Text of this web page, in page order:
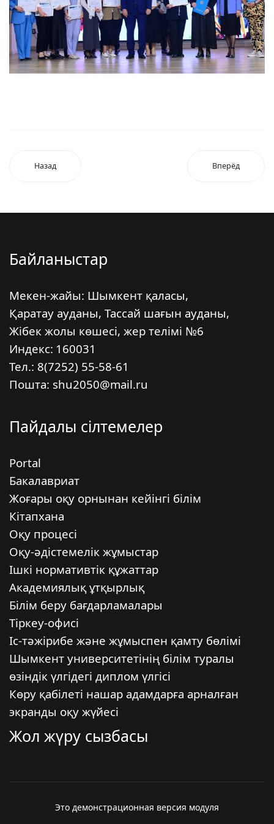
Назад Вперёд
Байланыстар
Мекен-жайы: Шымкент қаласы,
Қаратау ауданы, Тассай шағын ауданы,
Жібек жолы көшесі, жер телімі №6
Индекс: 160031
Тел.: 8(7252) 55-58-61
Пошта: shu2050@mail.ru
Пайдалы сілтемелер
Portal
Бакалавриат
Жоғары оқу орнынан кейінгі білім
Кітапхана
Оқу процесі
Оқу-әдістемелік жұмыстар
Ішкі нормативтік құжаттар
Академиялық ұтқырлық
Білім беру бағдарламалары
Тіркеу-офисі
Іс-тәжірибе және жұмыспен қамту бөлімі
Шымкент университетінің білім туралы
өзіндік үлгідегі диплом үлгісі
Көру қабілеті нашар адамдарға арналған
экранды оқу жүйесі
Жол жүру сызбасы
Это демонстрационная версия модуля